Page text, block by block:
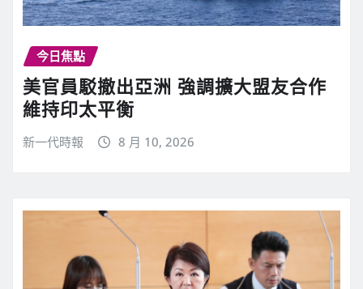
今日焦點
美官員駁撤出亞洲 強調擴大盟友合作
維持印太平衡
新一代時報 8 月 10, 2026